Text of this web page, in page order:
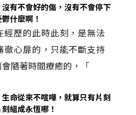
有不會好的傷，沒有不會停下
什麼啊！
經歷的此時此刻，是無法
徹心扉的，只能不斷支持
隨著時間療癒的，「
命從來不喧嘩，就算只有片刻
組成永恆哪！